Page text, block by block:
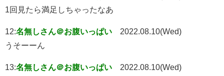
1回見たら満足しちゃったなあ
12:名無しさん＠お腹いっぱい
2022.08.10(Wed)
うそーーん
13:名無しさん＠お腹いっぱい
2022.08.10(Wed)